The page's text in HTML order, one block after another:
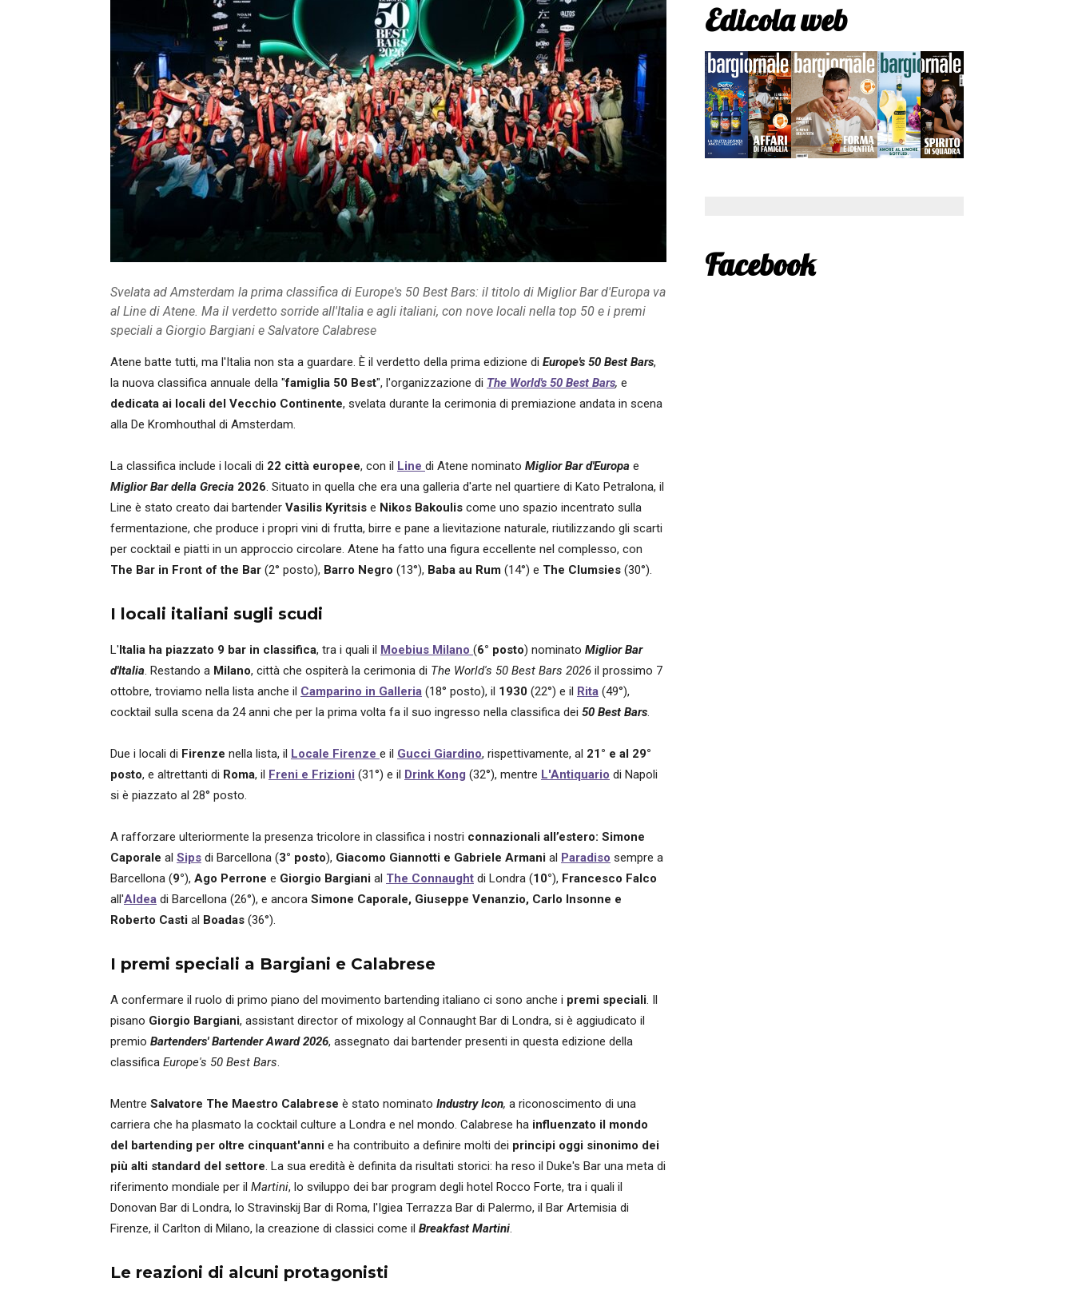
Svelata ad Amsterdam la prima classifica di Europe's 50 Best Bars: il titolo di Miglior Bar d'Europa va
al Line di Atene. Ma il verdetto sorride all'Italia e agli italiani, con nove locali nella top 50 e i premi
speciali a Giorgio Bargiani e Salvatore Calabrese
Atene batte tutti, ma l'Italia non sta a guardare. È il verdetto della prima edizione di Europe's 50 Best Bars,
la nuova classifica annuale della "famiglia 50 Best", l'organizzazione di The World's 50 Best Bars, e
dedicata ai locali del Vecchio Continente, svelata durante la cerimonia di premiazione andata in scena
alla De Kromhouthal di Amsterdam.
La classifica include i locali di 22 città europee, con il Line di Atene nominato Miglior Bar d'Europa e
Miglior Bar della Grecia 2026. Situato in quella che era una galleria d'arte nel quartiere di Kato Petralona, il
Line è stato creato dai bartender Vasilis Kyritsis e Nikos Bakoulis come uno spazio incentrato sulla
fermentazione, che produce i propri vini di frutta, birre e pane a lievitazione naturale, riutilizzando gli scarti
per cocktail e piatti in un approccio circolare. Atene ha fatto una figura eccellente nel complesso, con
The Bar in Front of the Bar (2° posto), Barro Negro (13°), Baba au Rum (14°) e The Clumsies (30°).
I locali italiani sugli scudi
L'Italia ha piazzato 9 bar in classifica, tra i quali il Moebius Milano (6° posto) nominato Miglior Bar
d'Italia. Restando a Milano, città che ospiterà la cerimonia di The World's 50 Best Bars 2026 il prossimo 7
ottobre, troviamo nella lista anche il Camparino in Galleria (18° posto), il 1930 (22°) e il Rita (49°),
cocktail sulla scena da 24 anni che per la prima volta fa il suo ingresso nella classifica dei 50 Best Bars.
Due i locali di Firenze nella lista, il Locale Firenze e il Gucci Giardino, rispettivamente, al 21° e al 29°
posto, e altrettanti di Roma, il Freni e Frizioni (31°) e il Drink Kong (32°), mentre L'Antiquario di Napoli
si è piazzato al 28° posto.
A rafforzare ulteriormente la presenza tricolore in classifica i nostri connazionali all’estero: Simone
Caporale al Sips di Barcellona (3° posto), Giacomo Giannotti e Gabriele Armani al Paradiso sempre a
Barcellona (9°), Ago Perrone e Giorgio Bargiani al The Connaught di Londra (10°), Francesco Falco
all'Aldea di Barcellona (26°), e ancora Simone Caporale, Giuseppe Venanzio, Carlo Insonne e
Roberto Casti al Boadas (36°).
I premi speciali a Bargiani e Calabrese
A confermare il ruolo di primo piano del movimento bartending italiano ci sono anche i premi speciali. Il
pisano Giorgio Bargiani, assistant director of mixology al Connaught Bar di Londra, si è aggiudicato il
premio Bartenders' Bartender Award 2026, assegnato dai bartender presenti in questa edizione della
classifica Europe's 50 Best Bars.
Mentre Salvatore The Maestro Calabrese è stato nominato Industry Icon, a riconoscimento di una
carriera che ha plasmato la cocktail culture a Londra e nel mondo. Calabrese ha influenzato il mondo
del bartending per oltre cinquant'anni e ha contribuito a definire molti dei principi oggi sinonimo dei
più alti standard del settore. La sua eredità è definita da risultati storici: ha reso il Duke's Bar una meta di
riferimento mondiale per il Martini, lo sviluppo dei bar program degli hotel Rocco Forte, tra i quali il
Donovan Bar di Londra, lo Stravinskij Bar di Roma, l'Igiea Terrazza Bar di Palermo, il Bar Artemisia di
Firenze, il Carlton di Milano, la creazione di classici come il Breakfast Martini.
Le reazioni di alcuni protagonisti
Edicola web
Facebook